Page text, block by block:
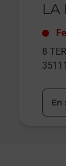
LA
8
35111
En